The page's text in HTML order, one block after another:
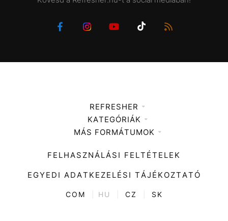
REFRESHER
Médiaajánlat
KATEGÓRIÁK
Zene
Divat
Kultúra
ENTR
MÁS FORMÁTUMOK
FELHASZNÁLÁSI FELTÉTELEK
EGYEDI ADATKEZELÉSI TÁJÉKOZTATÓ
COM HU CZ SK